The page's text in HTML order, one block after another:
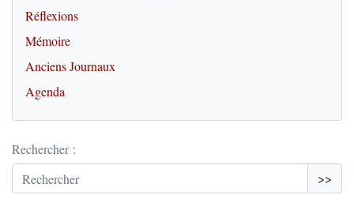
Réflexions
Mémoire
Anciens Journaux
Agenda
Rechercher :
>>